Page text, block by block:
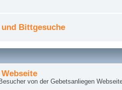
Bittgesuche
von der Gebetsanliegen